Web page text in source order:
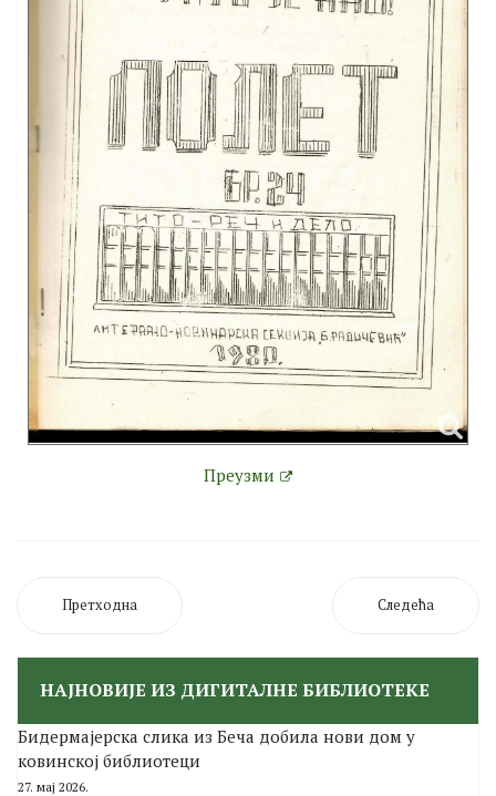
Преузми
Претходна Следећа
НАЈНОВИЈЕ ИЗ ДИГИТАЛНЕ БИБЛИОТЕКЕ
Бидермајерска слика из Беча добила нови дом у
ковинској библиотеци
27. мај 2026.